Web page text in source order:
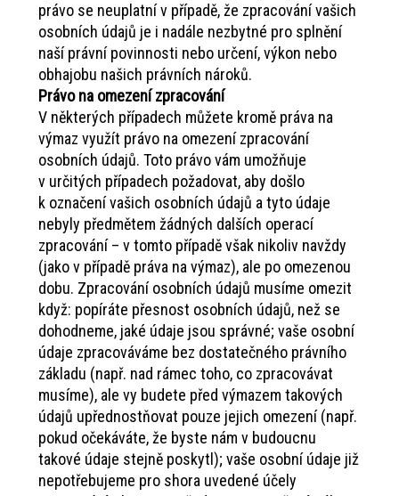
právo se neuplatní v případě, že zpracování vašich
osobních údajů je i nadále nezbytné pro splnění
naší právní povinnosti nebo určení, výkon nebo
obhajobu našich právních nároků.
Právo na omezení zpracování
V některých případech můžete kromě práva na
výmaz využít právo na omezení zpracování
osobních údajů. Toto právo vám umožňuje
v určitých případech požadovat, aby došlo
k označení vašich osobních údajů a tyto údaje
nebyly předmětem žádných dalších operací
zpracování – v tomto případě však nikoliv navždy
(jako v případě práva na výmaz), ale po omezenou
dobu. Zpracování osobních údajů musíme omezit
když: popíráte přesnost osobních údajů, než se
dohodneme, jaké údaje jsou správné; vaše osobní
údaje zpracováváme bez dostatečného právního
základu (např. nad rámec toho, co zpracovávat
musíme), ale vy budete před výmazem takových
údajů upřednostňovat pouze jejich omezení (např.
pokud očekáváte, že byste nám v budoucnu
takové údaje stejně poskytl); vaše osobní údaje již
nepotřebujeme pro shora uvedené účely